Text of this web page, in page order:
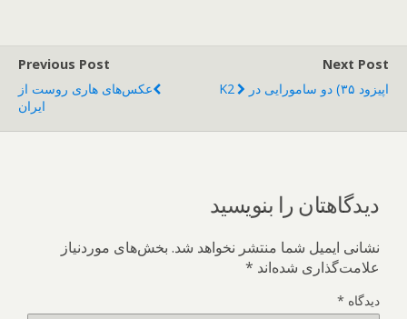
Previous Post
عکس‌های هاری روست از
ایران
Next Post
اپیزود ۳۵) دو سامورایی در K2
دیدگاهتان را بنویسید
نشانی ایمیل شما منتشر نخواهد شد. بخش‌های موردنیاز
علامت‌گذاری شده‌اند *
دیدگاه *